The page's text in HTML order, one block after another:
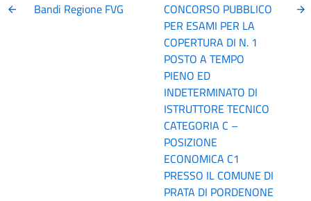
Bandi Regione FVG
CONCORSO PUBBLICO
PER ESAMI PER LA
COPERTURA DI N. 1
POSTO A TEMPO
PIENO ED
INDETERMINATO DI
ISTRUTTORE TECNICO
CATEGORIA C –
POSIZIONE
ECONOMICA C1
PRESSO IL COMUNE DI
PRATA DI PORDENONE